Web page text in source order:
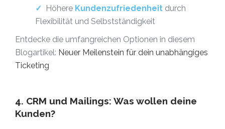
✓ Höhere Kundenzufriedenheit durch
Flexibilität und Selbstständigkeit
Entdecke die umfangreichen Optionen in diesem
Blogartikel: Neuer Meilenstein für dein unabhängiges
Ticketing
4. CRM und Mailings: Was wollen deine
Kunden?